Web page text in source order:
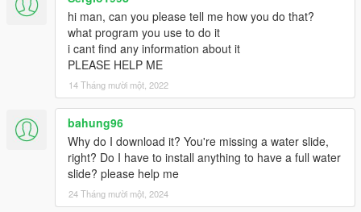
hi man, can you please tell me how you do that?
what program you use to do it
i cant find any information about it
PLEASE HELP ME
14 Tháng mười một, 2022
bahung96
Why do I download it? You're missing a water slide,
right? Do I have to install anything to have a full water
slide? please help me
24 Tháng mười một, 2024